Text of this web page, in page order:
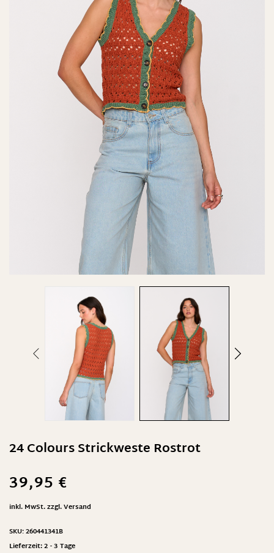
24 Colours Strickweste Rostrot
39,95 €
inkl. MwSt.zzgl.Versand
SKU:260441341B
Lieferzeit:2 - 3 Tage